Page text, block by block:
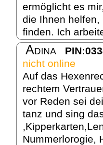
ermöglicht es
die Ihnen
finden. Ich
Adina
nicht online
Auf das
rechtem
vor Reden sei
tanz und sing
Nummerlorogie,